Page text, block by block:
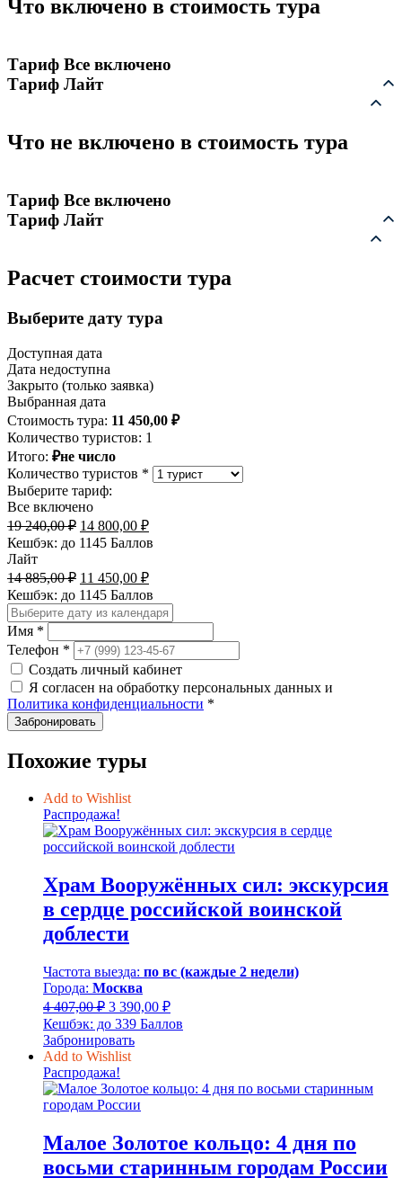
Что включено в стоимость тура
Тариф Все включено
Тариф Лайт
Что не включено в стоимость тура
Тариф Все включено
Тариф Лайт
Расчет стоимости тура
Выберите дату тура
Доступная дата
Дата недоступна
Закрыто (только заявка)
Выбранная дата
Стоимость тура: 11 450,00 ₽
Количество туристов: 1
Итого: ₽не число
Количество туристов *
Выберите тариф:
Все включено
19 240,00₽ Первоначальная
цена
19
240,00 ₽.
14 800,00 ₽Текущая
цена:
800,00 ₽.
Кешбэк: до 1145 Баллов
Лайт
14 885,00₽ Первоначальная
цена
составляла
14
885,00 ₽.
11 450,00 ₽Текущая
цена:
11
450,00 ₽.
Кешбэк: до 1145 Баллов
Имя *
Телефон *
Создать личный кабинет
Я согласен на обработку персональных данных и
Политика конфиденциальности *
Забронировать
Похожие туры
Add to Wishlist
Распродажа!
Храм Вооружённых сил: экскурсия
в сердце российской воинской
доблести
Частота выезда: по вс (каждые 2 недели)
Города: Москва
4 407,00₽ Первоначальная
цена
составляла
4
407,00 ₽.
3 390,00 ₽Текущая
цена:
3
Кешбэк: до 339 Баллов
Забронировать
Add to Wishlist
Распродажа!
Малое Золотое кольцо: 4 дня по
восьми старинным городам России